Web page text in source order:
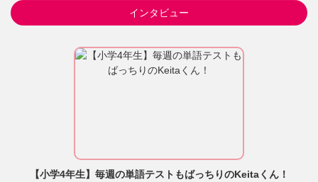
インタビュー
【小学4年生】毎週の単語テストもばっちりのKeitaくん！